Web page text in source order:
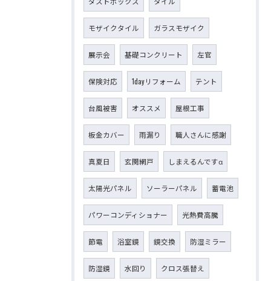
モザイクタイル ガラスモザイク
展示会 基礎コンクリート 左官
保険対応 1dayリフォーム テント
台風被害 オススメ 屋根工事
板金カバー 雨漏り 職人さんに感謝
真夏日 玄関網戸 しまえるんですα
太陽光パネル ソーラーパネル 蓄電池
パワーコンディショナー 光熱費高騰
節電 浴室鏡 鏡交換 防湿ミラー
防湿鏡 水回り クロス張替え